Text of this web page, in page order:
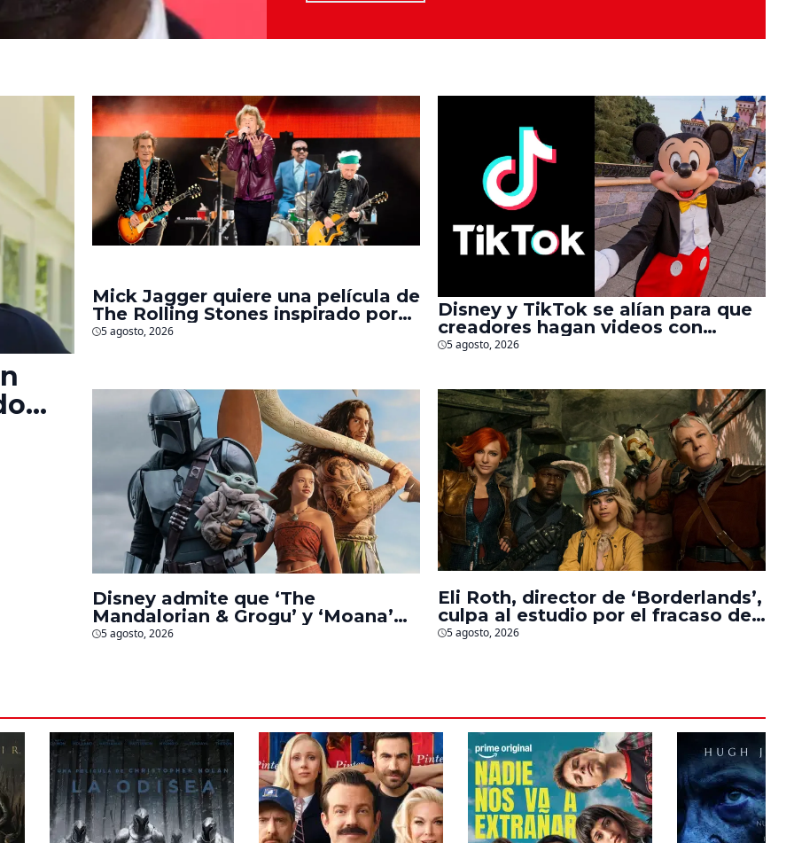
Mick Jagger quiere una película de
The Rolling Stones inspirado por
los biopics de The Beatles
5 agosto, 2026
Disney y TikTok se alían para que
creadores hagan videos con
personajes de Marvel, Pixar y ‘Star
5 agosto, 2026
Disney admite que ‘The
Mandalorian & Grogu’ y ‘Moana’
fueron decepciones en taquilla
5 agosto, 2026
Eli Roth, director de ‘Borderlands’,
culpa al estudio por el fracaso de
la película
5 agosto, 2026